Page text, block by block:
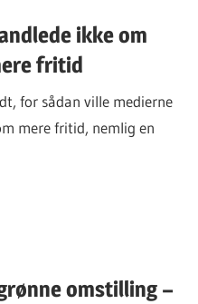
ikke om
fritid
for sådan ville medierne
mere fritid, nemlig en
omstilling –